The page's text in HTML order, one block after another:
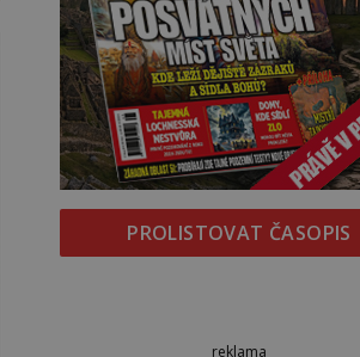
PROLISTOVAT ČASOPIS
reklama